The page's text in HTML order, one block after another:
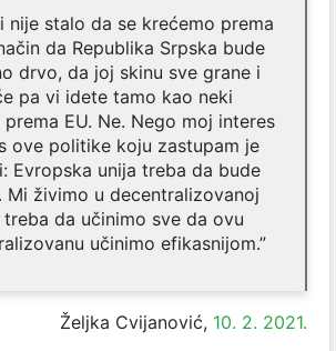
nije stalo da se krećemo prema
da Republika Srpska bude
drvo, da joj skinu sve grane i
pa vi idete tamo kao neki
prema EU. Ne. Nego moj interes
ove politike koju zastupam je
Evropska unija treba da bude
Mi živimo u decentralizovanoj
da učinimo sve da ovu
učinimo efikasnijom.”
Željka Cvijanović, 10. 2. 2021.